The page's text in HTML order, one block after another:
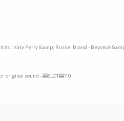
♬ original sound - 🎰SLOT🎰7.0